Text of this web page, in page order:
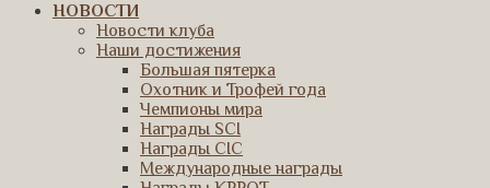
НОВОСТИ
Новости клуба
Наши достижения
Большая пятерка
Охотник и Трофей года
Чемпионы мира
Награды SCI
Награды CIC
Международные награды